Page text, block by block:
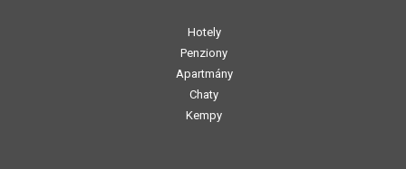
Hotely
Penziony
Apartmány
Chaty
Kempy